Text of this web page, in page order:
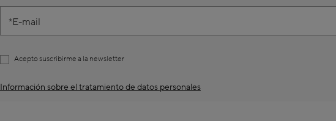
E-mail
Acepto suscribirme a la newsletter
Información sobre el tratamiento de datos personales